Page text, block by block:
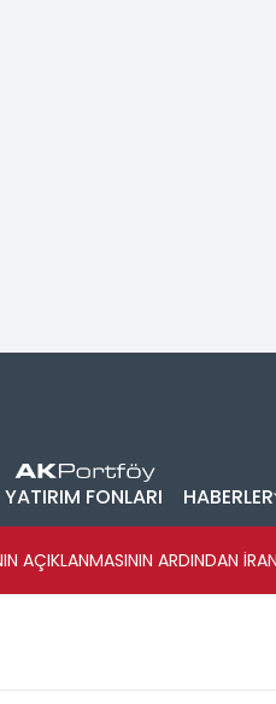
YATIRIM FONLARI HABERLER
AÇIKLANMASININ ARDINDAN